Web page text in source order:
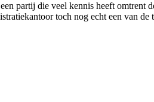
partij die veel kennis heeft omtrent
toch nog echt een van de